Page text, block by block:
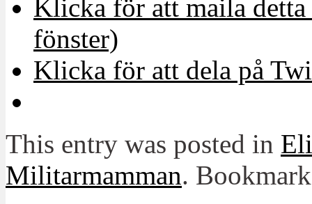
Klicka för att maila
fönster)
Klicka för att dela på
This entry was posted in
Militarmamman.